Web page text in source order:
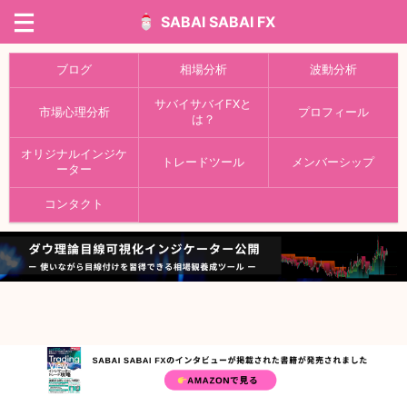
SABAI SABAI FX
ブログ 相場分析 波動分析
市場心理分析
サバイサバイFXと
は？
プロフィール
オリジナルインジケ
ーター
トレードツール メンバーシップ
コンタクト